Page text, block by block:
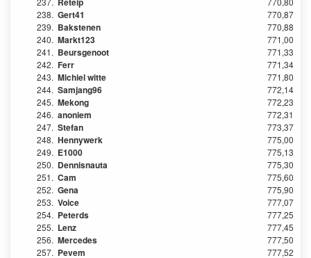
238. Gert41
770,87
239. Bakstenen
770,88
240. Markt123
771,00
241. Beursgenoot
771,33
242. Ferr
771,34
243. Michiel witte
771,80
244. Samjang96
772,14
245. Mekong
772,23
246. anoniem
772,31
247. Stefan
773,37
248. Hennywerk
775,00
249. E1000
775,13
250. Dennisnauta
775,30
251. Cam
775,60
252. Gena
775,90
253. Voice
777,07
254. Peterds
777,25
255. Lenz
777,45
256. Mercedes
777,50
257. Pevem
777,52